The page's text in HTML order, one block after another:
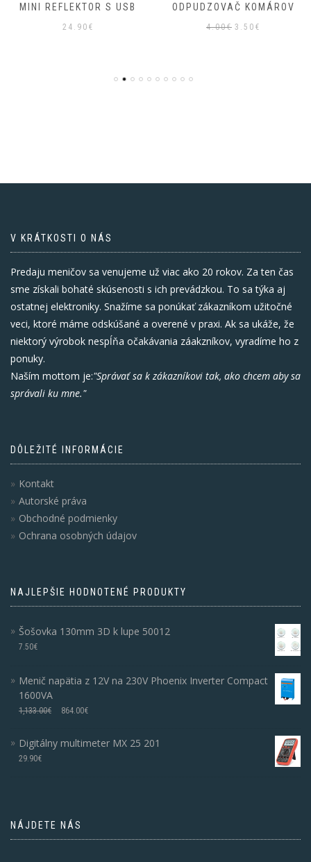
MINI REFLEKTOR S USB
24.90 €
ODPUDZOVAČ KOMÁROV
4.00€ Pôvodná
3.50 €
V KRÁTKOSTI O NÁS
Predaju meničov sa venujeme už viac ako 20 rokov. Za ten čas
sme získali bohaté skúsenosti s ich prevádzkou. To sa týka aj
ostatnej elektroniky. Snažíme sa ponúkať zákazníkom užitočné
veci, ktoré máme odskúšané a overené v praxi. Ak sa ukáže, že
niektorý výrobok nespĺňa očakávania záakzníkov, vyradíme ho z
ponuky.
Naším mottom je:"Správať sa k zákazníkovi tak, ako chcem aby sa
správali ku mne."
DÔLEŽITÉ INFORMÁCIE
Kontakt
Autorské práva
Obchodné podmienky
Ochrana osobných údajov
NAJLEPŠIE HODNOTENÉ PRODUKTY
Šošovka 130mm 3D k lupe 50012
7.50€
Menič napätia z 12V na 230V Phoenix Inverter Compact
1600VA
1,133.00€ 864.00€
Digitálny multimeter MX 25 201
29.90€
NÁJDETE NÁS